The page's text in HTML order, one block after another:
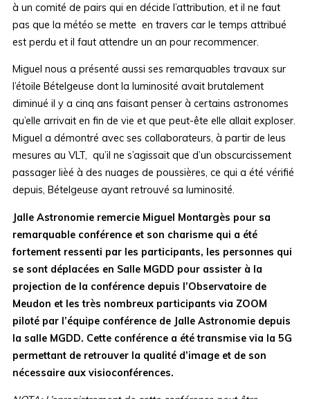
à un comité de pairs qui en décide l’attribution, et il ne faut
pas que la météo se mette en travers car le temps attribué
est perdu et il faut attendre un an pour recommencer.
Miguel nous a présenté aussi ses remarquables travaux sur
l’étoile Bételgeuse dont la luminosité avait brutalement
diminué il y a cinq ans faisant penser à certains astronomes
qu’elle arrivait en fin de vie et que peut-ête elle allait exploser.
Miguel a démontré avec ses collaborateurs, à partir de leus
mesures au VLT, qu’il ne s’agissait que d’un obscurcissement
passager lièé à des nuages de poussières, ce qui a été vérifié
depuis, Bételgeuse ayant retrouvé sa luminosité.
Jalle Astronomie remercie Miguel Montargès pour sa
remarquable conférence et son charisme qui a été
fortement ressenti par les participants, les personnes qui
se sont déplacées en Salle MGDD pour assister à la
projection de la conférence depuis l’Observatoire de
Meudon et les très nombreux participants via ZOOM
piloté par l’équipe conférence de Jalle Astronomie depuis
la salle MGDD. Cette conférence a été transmise via la 5G
permettant de retrouver la qualité d’image et de son
nécessaire aux visioconférences.